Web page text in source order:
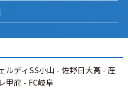
ルディSS小山 - 佐野日大高 - 産
甲府 - FC岐阜